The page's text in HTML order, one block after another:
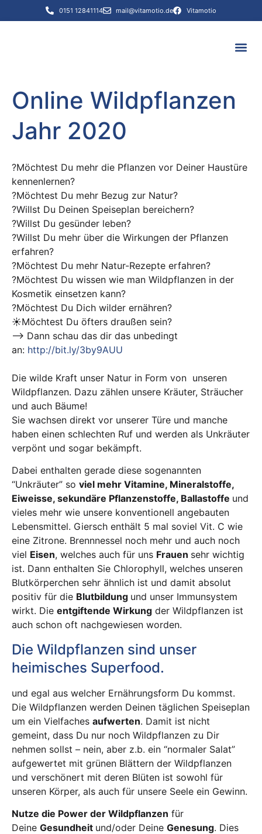
0151 12841114 mail@vitamotio.de Vitamotio
Online Wildpflanzen
Jahr 2020
?Möchtest Du mehr die Pflanzen vor Deiner Haustüre
kennenlernen?
?Möchtest Du mehr Bezug zur Natur?
?Willst Du Deinen Speiseplan bereichern?
?Willst Du gesünder leben?
?Willst Du mehr über die Wirkungen der Pflanzen
erfahren?
?Möchtest Du mehr Natur-Rezepte erfahren?
?Möchtest Du wissen wie man Wildpflanzen in der
Kosmetik einsetzen kann?
?Möchtest Du Dich wilder ernähren?
☀️Möchtest Du öfters draußen sein?
—> Dann schau das dir das unbedingt
an: http://bit.ly/3by9AUU
Die wilde Kraft unser Natur in Form von unseren
Wildpflanzen. Dazu zählen unsere Kräuter, Sträucher
und auch Bäume!
Sie wachsen direkt vor unserer Türe und manche
haben einen schlechten Ruf und werden als Unkräuter
verpönt und sogar bekämpft.
Dabei enthalten gerade diese sogenannten
“Unkräuter” so viel mehr Vitamine, Mineralstoffe,
Eiweisse, sekundäre Pflanzenstoffe, Ballastoffe und
vieles mehr wie unsere konventionell angebauten
Lebensmittel. Giersch enthält 5 mal soviel Vit. C wie
eine Zitrone. Brennnessel noch mehr und auch noch
viel Eisen, welches auch für uns Frauen sehr wichtig
ist. Dann enthalten Sie Chlorophyll, welches unseren
Blutkörperchen sehr ähnlich ist und damit absolut
positiv für die Blutbildung und unser Immunsystem
wirkt. Die entgiftende Wirkung der Wildpflanzen ist
auch schon oft nachgewiesen worden.
Die Wildpflanzen sind unser
heimisches Superfood.
und egal aus welcher Ernährungsform Du kommst.
Die Wildpflanzen werden Deinen täglichen Speiseplan
um ein Vielfaches aufwerten. Damit ist nicht
gemeint, dass Du nur noch Wildpflanzen zu Dir
nehmen sollst – nein, aber z.b. ein “normaler Salat”
aufgewertet mit grünen Blättern der Wildpflanzen
und verschönert mit deren Blüten ist sowohl für
unseren Körper, als auch für unsere Seele ein Gewinn.
Nutze die Power der Wildpflanzen für
Deine Gesundheit und/oder Deine Genesung. Dies